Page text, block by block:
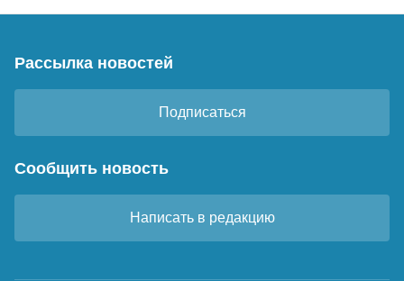
Рассылка новостей
Подписаться
Сообщить новость
Написать в редакцию